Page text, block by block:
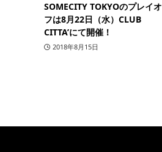
SOMECITY TOKYOのプレイオ
フは8月22日（水）CLUB
CITTA’にて開催！
2018年8月15日